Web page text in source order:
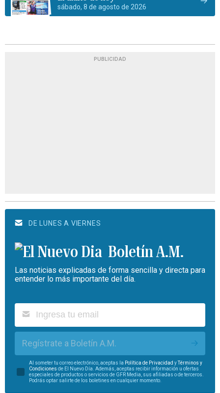
sábado, 8 de agosto de 2026
PUBLICIDAD
DE LUNES A VIERNES
Boletín A.M.
Las noticias explicadas de forma sencilla y directa para
entender lo más importante del día.
Regístrate a Boletín A.M.
Al someter tu correo electrónico, aceptas la Política de Privacidad yTérminos y
Condiciones de El Nuevo Día. Además, aceptas recibir información u ofertas
especiales de productos o servicios de GFR Media, sus afiliadas o de terceros.
Podrás optar salirte de los boletines en cualquier momento.